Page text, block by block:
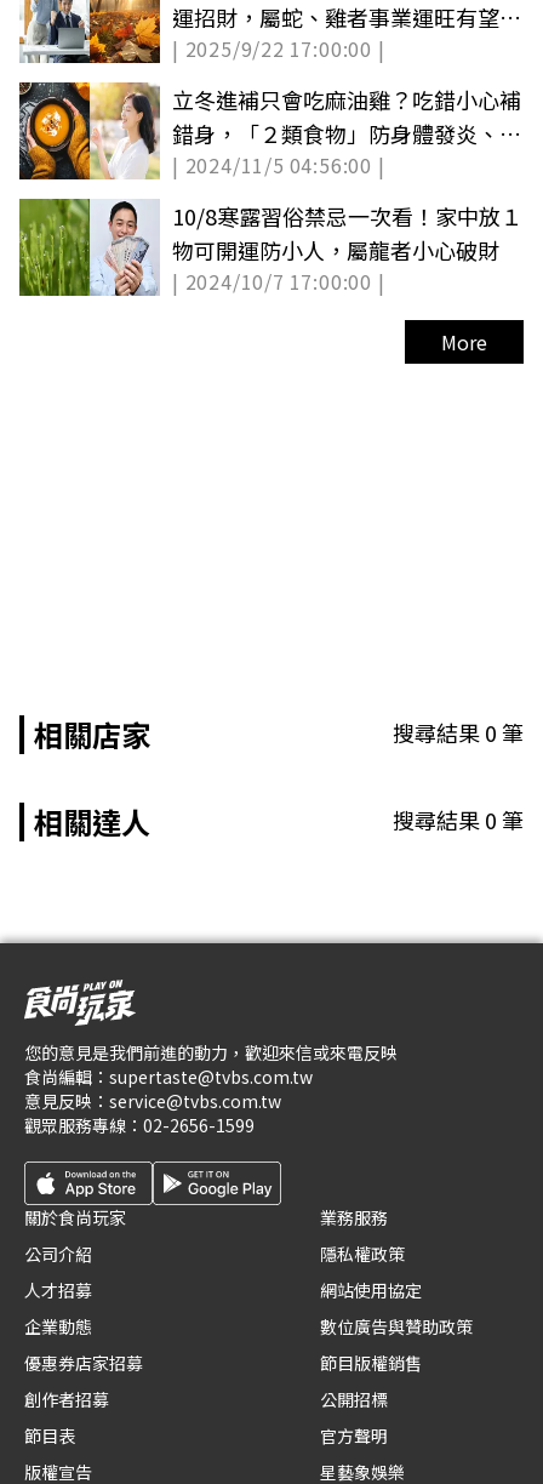
運招財，屬蛇、雞者事業運旺有望升
遷
| 2025/9/22 17:00:00 |
立冬進補只會吃麻油雞？吃錯小心補
錯身，「２類食物」防身體發炎、補
腎氣
| 2024/11/5 04:56:00 |
10/8寒露習俗禁忌一次看！家中放１
物可開運防小人，屬龍者小心破財
| 2024/10/7 17:00:00 |
More
相關店家 搜尋結果0筆
相關達人 搜尋結果0筆
您的意見是我們前進的動力，歡迎來信或來電反映
食尚編輯： supertaste@tvbs.com.tw
意見反映： service@tvbs.com.tw
觀眾服務專線： 02-2656-1599
關於食尚玩家
公司介紹
人才招募
企業動態
優惠券店家招募
創作者招募
節目表
版權宣告
業務服務
隱私權政策
網站使用協定
數位廣告與贊助政策
節目版權銷售
公開招標
官方聲明
星藝象娛樂